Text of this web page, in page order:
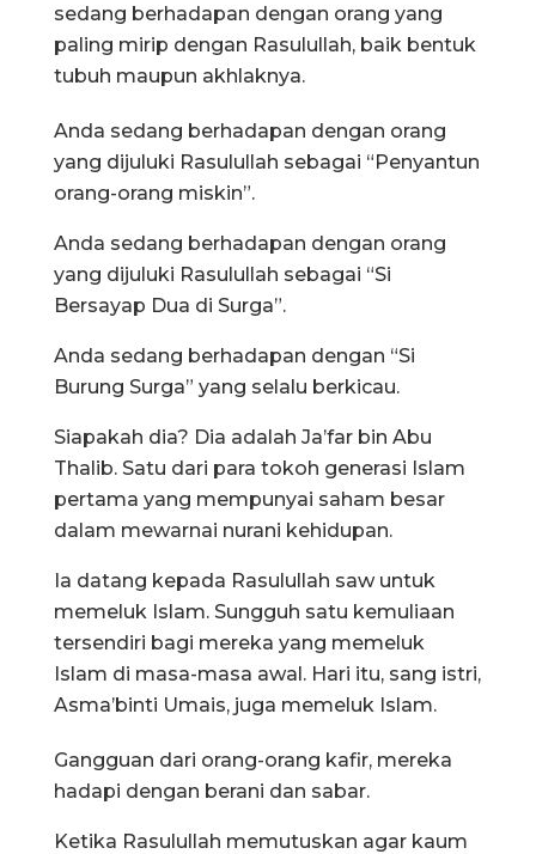
sedang berhadapan dengan orang yang
paling mirip dengan Rasulullah, baik bentuk
tubuh maupun akhlaknya.
Anda sedang berhadapan dengan orang
yang dijuluki Rasulullah sebagai “Penyantun
orang-orang miskin”.
Anda sedang berhadapan dengan orang
yang dijuluki Rasulullah sebagai “Si
Bersayap Dua di Surga”.
Anda sedang berhadapan dengan “Si
Burung Surga” yang selalu berkicau.
Siapakah dia? Dia adalah Ja’far bin Abu
Thalib. Satu dari para tokoh generasi Islam
pertama yang mempunyai saham besar
dalam mewarnai nurani kehidupan.
Ia datang kepada Rasulullah saw untuk
memeluk Islam. Sungguh satu kemuliaan
tersendiri bagi mereka yang memeluk
Islam di masa-masa awal. Hari itu, sang istri,
Asma’binti Umais, juga memeluk Islam.
Gangguan dari orang-orang kafir, mereka
hadapi dengan berani dan sabar.
Ketika Rasulullah memutuskan agar kaum